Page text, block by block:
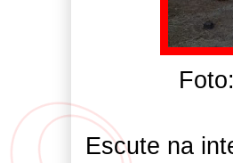
Escute na